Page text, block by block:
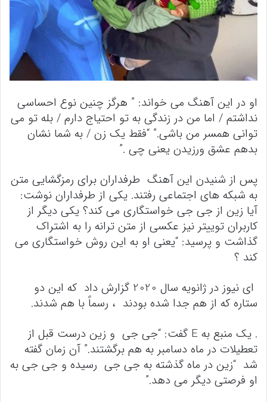
او در این آهنگ می خواند: ” هرگز چنین نوع احساسی
نداشتم / اما من در زندگی به تو احتیاج دارم / بله تو می
توانی همسر من باشی.” “فقط یک زن / به شما نشان
بدهم عشق ورزیدن یعنی چی .”
پس از شنیدن این آهنگ طرفداران برای رمزگشایی متن
به شبکه های اجتماعی رفتند. یکی از طرفداران نوشت:
آیا زین از جی جی خواستگاری می کند؟ یکی دیگر از
کاربران توییتر نیز عکسی از متن ترانه را به اشتراک
گذاشت و پرسید: “یعنی او به این روش خواستگاری می
کند ؟
ای نیوز در ژانویه سال 2020 گزارش داد که این دو
ستاره که از هم جدا شده بودند ، رسماً با هم شدند.
. یک منبع به E گفت: “جی جی و زین درست قبل از
تعطیلات در ماه دسامبر به هم برگشتند.” آن زمان گفته
شد “زین در ماه گذشته به جی جی رسیده و جی جی به
او فرصتی دیگر می دهد.”